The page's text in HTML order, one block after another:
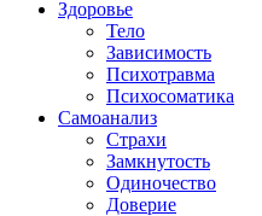
Здоровье
Тело
Зависимость
Психотравма
Психосоматика
Самоанализ
Страхи
Замкнутость
Одиночество
Доверие